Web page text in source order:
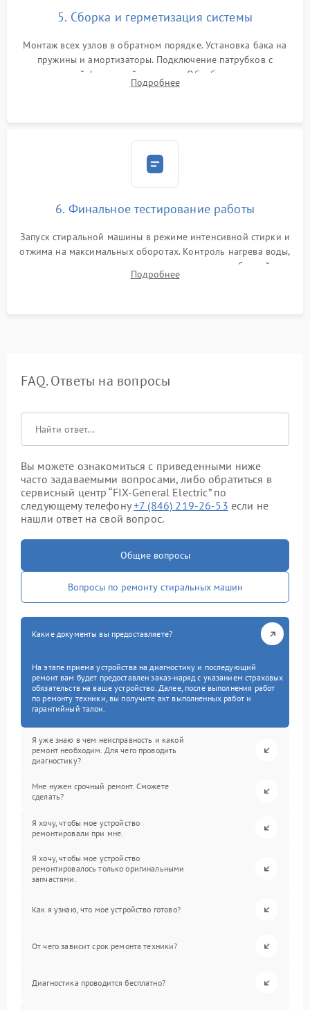
5. Сборка и герметизация системы
Монтаж всех узлов в обратном порядке. Установка бака на
пружины и амортизаторы. Подключение патрубков с
надежной фиксацией хомутами. Обработка стыков
герметиком для предотвращения возможных протечек воды.
Подробнее
6. Финальное тестирование работы
Запуск стиральной машины в режиме интенсивной стирки и
отжима на максимальных оборотах. Контроль нагрева воды,
корректности слива, отсутствия излишних вибраций,
посторонних стуков и протечек под корпусом.
Подробнее
FAQ. Ответы на вопросы
Вы можете ознакомиться с приведенными ниже
часто задаваемыми вопросами, либо обратиться в
сервисный центр “FIX-General Electric” по
следующему телефону+7 (846) 219-26-53 если не
нашли ответ на свой вопрос.
Общие вопросы
Вопросы по ремонту стиральных машин
Какие документы вы предоставляете?
На этапе приема устройства на диагностику и последующий
ремонт вам будет предоставлен заказ-наряд с указанием страховых
обязательств на ваше устройство. Далее, после выполнения работ
по ремонту техники, вы получите акт выполненных работ и
гарантийный талон.
Я уже знаю в чем неисправность и какой
ремонт необходим. Для чего проводить
диагностику?
Мне нужен срочный ремонт. Сможете
сделать?
Я хочу, чтобы мое устройство
ремонтировали при мне.
Я хочу, чтобы мое устройство
ремонтировалось только оригинальными
запчастями.
Как я узнаю, что мое устройство готово?
От чего зависит срок ремонта техники?
Диагностика проводится бесплатно?